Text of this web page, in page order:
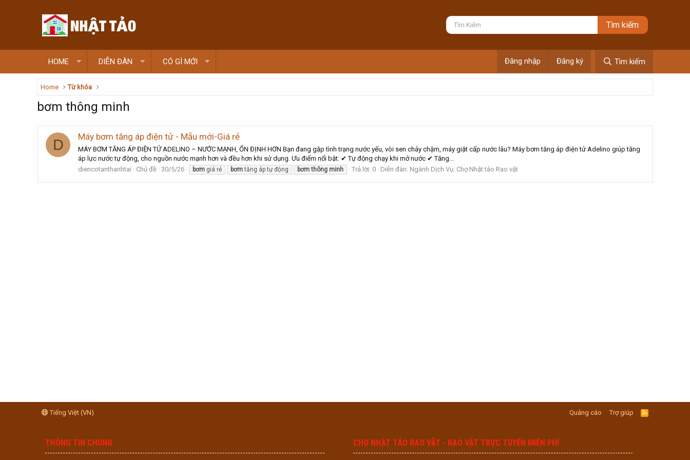
HOME DIỄN ĐÀN CÓ GÌ MỚI Đăng nhập Đăng ký Tìm kiếm
Home Từ khóa
bơm thông minh
D Máy bơm tăng áp điện tử - Mẫu mới-Giá rẻ
MÁY BƠM TĂNG ÁP ĐIỆN TỬ ADELINO – NƯỚC MẠNH, ỔN ĐỊNH HƠN Bạn đang gặp tình trạng nước yếu, vòi sen chảy chậm, máy giặt cấp nước lâu? Máy bơm tăng áp điện tử Adelino giúp tăng
áp lực nước tự động, cho nguồn nước mạnh hơn và đều hơn khi sử dụng. Ưu điểm nổi bật: ✔ Tự động chạy khi mở nước ✔ Tăng...
diencotanthanhtai
Chủ đề 30/5/26 bơm giá rẻ bơmtăng áp tự động bơm thông minh Trả lời: 0 Diễn đàn: Ngành Dịch Vụ: Chợ Nhật tảo Rao vặt
Tiếng Việt (VN) Quảng cáo Trợ giúp
R
S
THÔNG TIN CHUNG CHỢ NHẬT TẢO RAO VẶT - RAO VẶT TRỰC TUYẾN MIỄN PHÍ